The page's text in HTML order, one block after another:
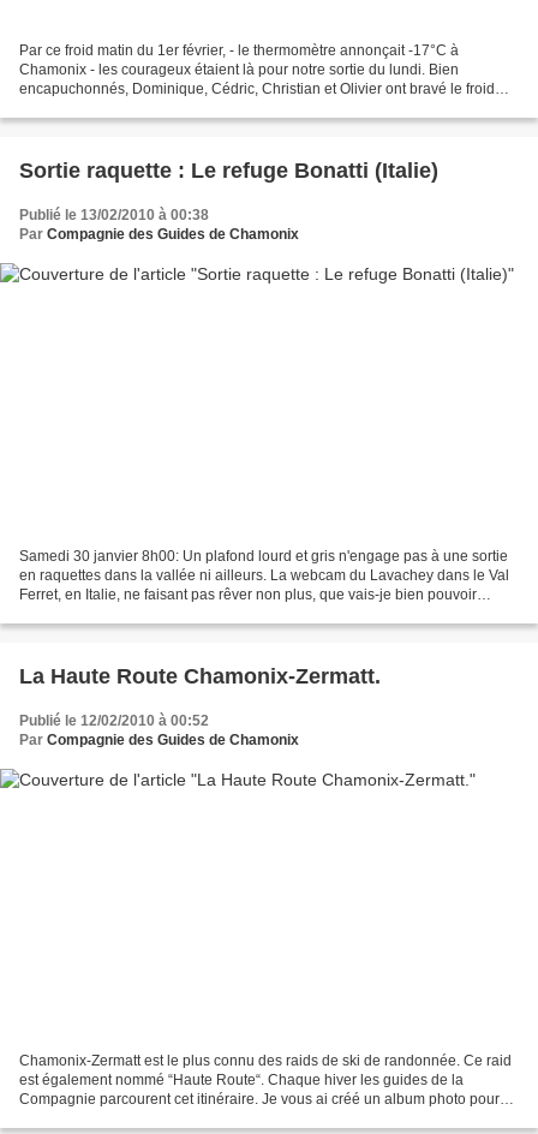
Par ce froid matin du 1er février, - le thermomètre annonçait -17°C à
Chamonix - les courageux étaient là pour notre sortie du lundi. Bien
encapuchonnés, Dominique, Cédric, Christian et Olivier ont bravé le froid
Sortie raquette : Le refuge Bonatti (Italie)
Publié le 13/02/2010 à 00:38
Par Compagnie des Guides de Chamonix
Samedi 30 janvier 8h00: Un plafond lourd et gris n'engage pas à une sortie
en raquettes dans la vallée ni ailleurs. La webcam du Lavachey dans le Val
Ferret, en Italie, ne faisant pas rêver non plus, que vais-je bien pouvoir
La Haute Route Chamonix-Zermatt.
Publié le 12/02/2010 à 00:52
Par Compagnie des Guides de Chamonix
Chamonix-Zermatt est le plus connu des raids de ski de randonnée. Ce raid
est également nommé “Haute Route“. Chaque hiver les guides de la
Compagnie parcourent cet itinéraire. Je vous ai créé un album photo pour